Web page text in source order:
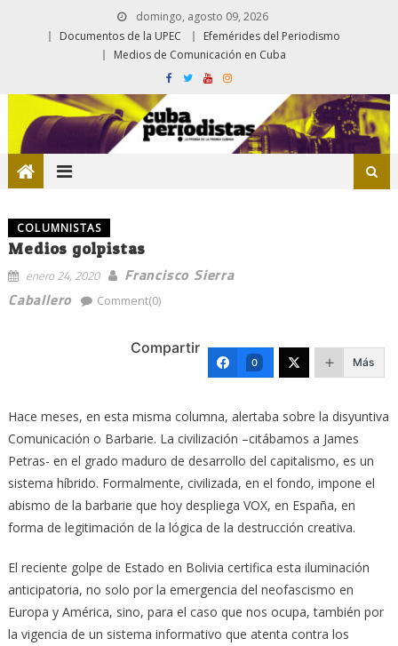
domingo, agosto 09, 2026
Documentos de la UPEC
Efemérides del Periodismo
Medios de Comunicación en Cuba
COLUMNISTAS
Medios golpistas
enero 24, 2020
Francisco Sierra
Caballero
Comment(0)
Compartir
0 Más
Hace meses, en esta misma columna, alertaba sobre la disyuntiva
Comunicación o Barbarie. La civilización –citábamos a James
Petras- en el grado maduro de desarrollo del capitalismo, es un
sistema híbrido. Formalmente, civilizada, en el fondo, impone el
abismo de la barbarie que hoy despliega VOX, en España, en
forma de legitimación de la lógica de la destrucción creativa.
El reciente golpe de Estado en Bolivia certifica esta iluminación
anticipatoria, no solo por la emergencia del neofascismo en
Europa y América, sino, para el caso que nos ocupa, también por
la vigencia de un sistema informativo que atenta contra los